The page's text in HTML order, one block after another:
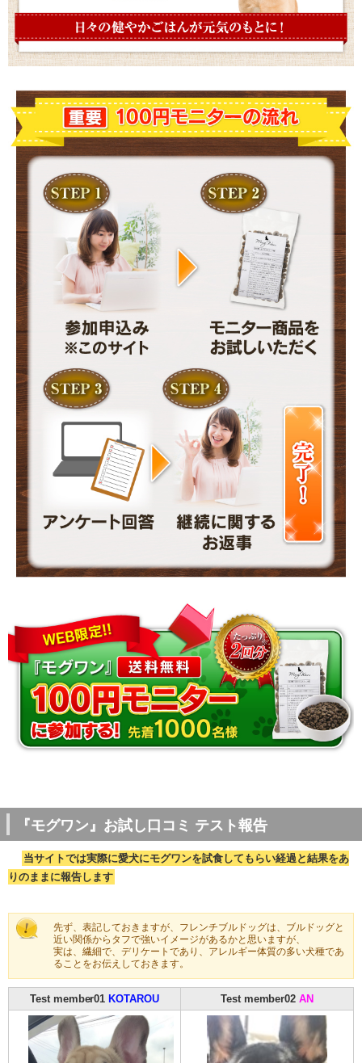
『モグワン』お試し口コミ テスト報告
当サイトでは実際に愛犬にモグワンを試食してもらい経過と結果をあ
りのままに報告します
先ず、表記しておきますが、フレンチブルドッグは、ブルドッグと
近い関係からタフで強いイメージがあるかと思いますが、
実は、繊細で、デリケートであり、アレルギー体質の多い犬種であ
ることをお伝えしておきます。
Test member01 KOTAROU Test member02AN